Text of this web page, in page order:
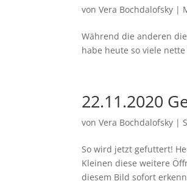
vonVera Bochdalofsky |
Während die anderen
habe heute so viele
22.11.2020
vonVera Bochdalofsky |
So wird jetzt gefuttert!
Kleinen diese weitere
diesem Bild sofort